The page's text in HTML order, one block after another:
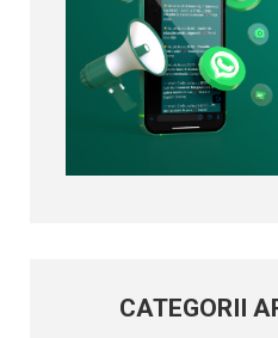
CATEGORII